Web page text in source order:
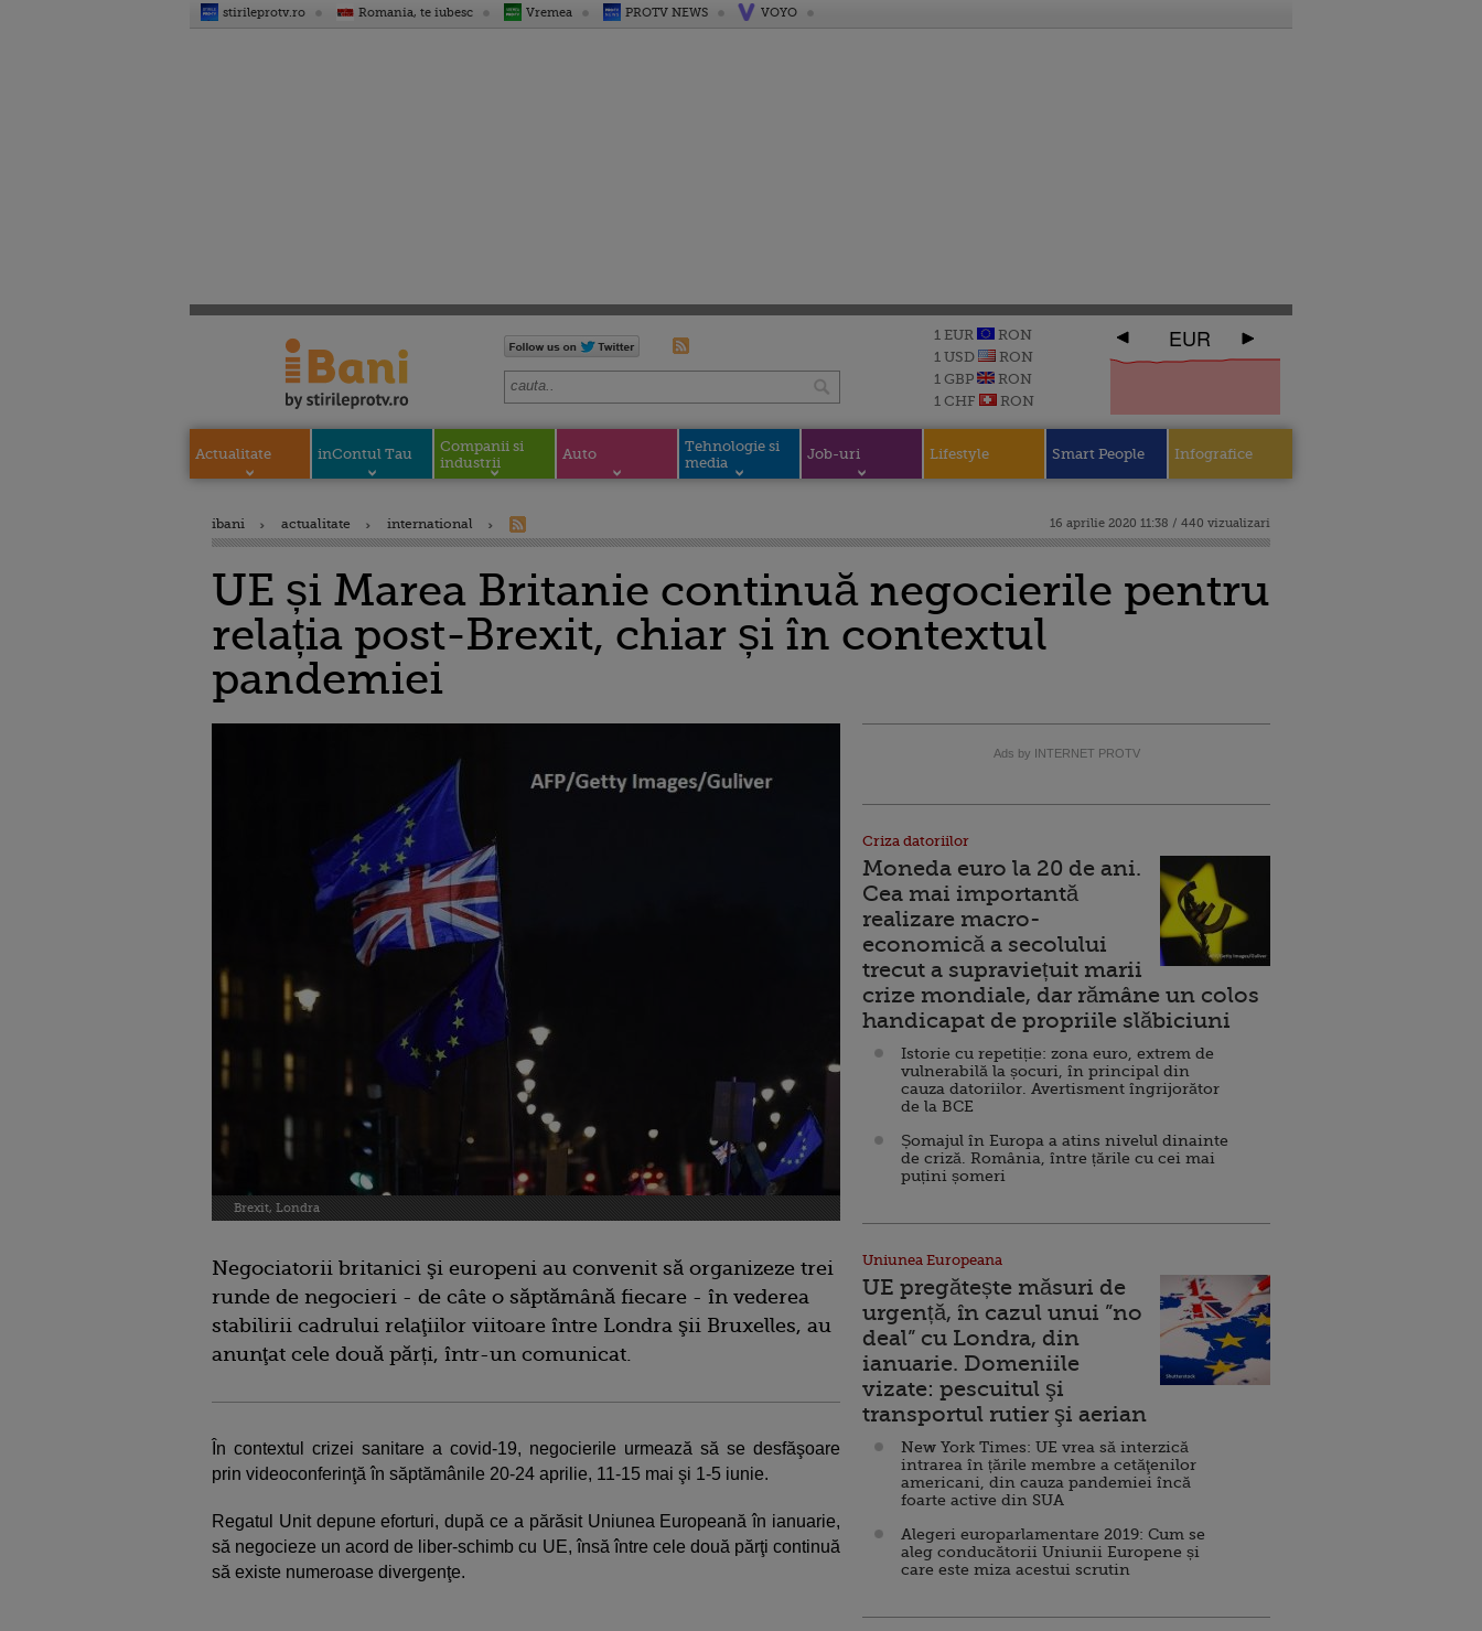
stirileprotv.ro Romania, te iubesc Vremea PROTV NEWS VOYO
1 EUR
RON
1 USD
RON
1 GBP
RON
1 CHF
RON
EUR
Actualitate inContul Tau
Companii si
industrii
Auto
Tehnologie si
media
Job-uri Lifestyle Smart People Infografice
ibani actualitate international 16 aprilie 2020 11:38 / 440 vizualizari
UE și Marea Britanie continuă negocierile pentru
relația post-Brexit, chiar și în contextul
pandemiei
Brexit, Londra
Negociatorii britanici şi europeni au convenit să organizeze trei
runde de negocieri - de câte o săptămână fiecare - în vederea
stabilirii cadrului relaţiilor viitoare între Londra şii Bruxelles, au
anunţat cele două părți, într-un comunicat.
În contextul crizei sanitare a covid-19, negocierile urmează să se desfăşoare
prin videoconferinţă în săptămânile 20-24 aprilie, 11-15 mai şi 1-5 iunie.
Regatul Unit depune eforturi, după ce a părăsit Uniunea Europeană în ianuarie,
să negocieze un acord de liber-schimb cu UE, însă între cele două părţi continuă
să existe numeroase divergenţe.
Ads by INTERNET PROTV
Criza datoriilor
Moneda euro la 20 de ani.
Cea mai importantă
realizare macro-
economică a secolului
trecut a supraviețuit marii
crize mondiale, dar rămâne un colos
handicapat de propriile slăbiciuni
Istorie cu repetiție: zona euro, extrem de
vulnerabilă la șocuri, în principal din
cauza datoriilor. Avertisment îngrijorător
de la BCE
Șomajul în Europa a atins nivelul dinainte
de criză. România, între țările cu cei mai
puțini șomeri
Uniunea Europeana
UE pregătește măsuri de
urgență, în cazul unui ”no
deal” cu Londra, din
ianuarie. Domeniile
vizate: pescuitul şi
transportul rutier şi aerian
New York Times: UE vrea să interzică
intrarea în țările membre a cetăţenilor
americani, din cauza pandemiei încă
foarte active din SUA
Alegeri europarlamentare 2019: Cum se
aleg conducătorii Uniunii Europene și
care este miza acestui scrutin